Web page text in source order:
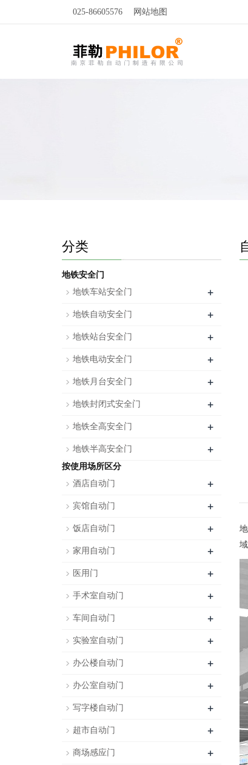
025-86605576 网站地图
分类
地铁安全门
地铁车站安全门
+
地铁自动安全门 +
地铁站台安全门 +
地铁电动安全门 +
地铁月台安全门 +
地铁封闭式安全门 +
地铁全高安全门 +
地铁半高安全门 +
按使用场所区分
酒店自动门
+
宾馆自动门 +
饭店自动门 +
家用自动门 +
医用门 +
手术室自动门 +
车间自动门 +
实验室自动门 +
办公楼自动门 +
办公室自动门 +
写字楼自动门 +
超市自动门 +
商场感应门 +